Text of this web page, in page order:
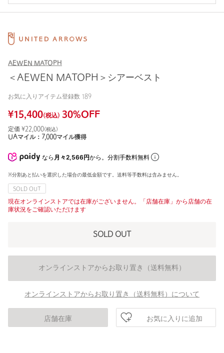
AEWEN MATOPH
＜AEWEN MATOPH＞シアーベスト
お気に入りアイテム登録数 189
¥15,400(税込) 30%OFF
定価 ¥22,000(税込)
UAマイル： 7,000マイル獲得
なら 月々2,566円から。分割手数料無料
※分割あと払いを選択した場合の最低金額です。送料等手数料は含みません。
SOLD OUT
現在オンラインストアでは在庫がございません。「店舗在庫」から店舗の在
庫状況をご確認いただけます
SOLD OUT
オンラインストアからお取り置き（送料無料）
オンラインストアからお取り置き（送料無料）について
店舗在庫 お気に入りに追加